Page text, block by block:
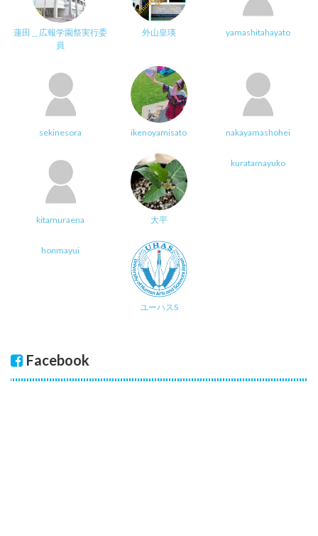
蓮田＿広報学園祭実行委
員
外山皇瑛 yamashitahayato
sekinesora ikenoyamisato nakayamashohei
kitamuraena 大平
kuratamayuko
honmayui
ユーハスS
Facebook